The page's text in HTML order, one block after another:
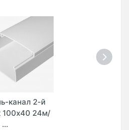
канал 2-й
100х40 24м/